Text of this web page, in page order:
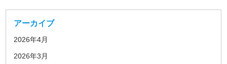
アーカイブ
2026年4月
2026年3月